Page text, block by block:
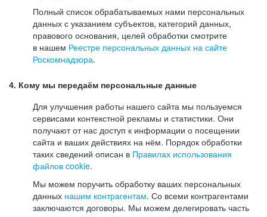
Полный список обрабатываемых нами персональных
данных с указанием субъектов, категорий данных,
правового основания, целей обработки смотрите
в нашем Реестре персональных данных на сайте
Роскомнадзора.
4. Кому мы передаём персональные данные
Для улучшения работы нашего сайта мы пользуемся
сервисами контекстной рекламы и статистики. Они
получают от нас доступ к информации о посещении
сайта и ваших действиях на нём. Порядок обработки
таких сведений описан в Правилах использования
файлов cookie.
Мы можем поручить обработку ваших персональных
данных нашим контрагентам. Со всеми контрагентами
заключаются договоры. Мы можем делегировать часть